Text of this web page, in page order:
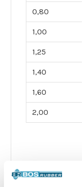
0,80
1,00
1,25
1,40
1,60
2,00